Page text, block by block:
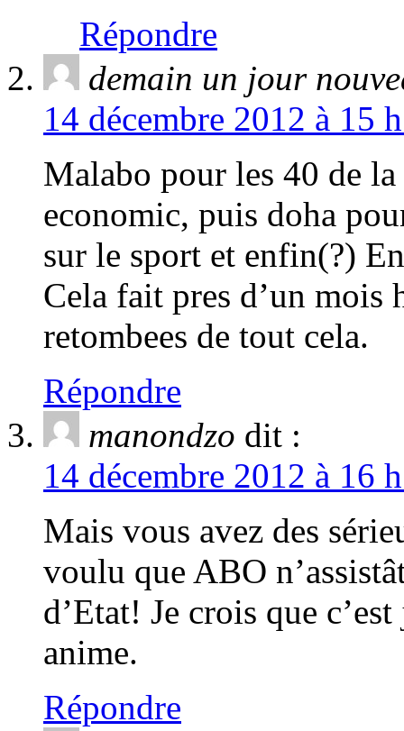
Répondre
demain un jour
14 décembre 2012 à 15
Malabo pour les 40 de
economic, puis doha
sur le sport et enfin(?)
Cela fait pres d’un mois
retombees de tout cela.
Répondre
manondzo dit :
14 décembre 2012 à 16
Mais vous avez des
voulu que ABO
d’Etat! Je crois que
anime.
Répondre